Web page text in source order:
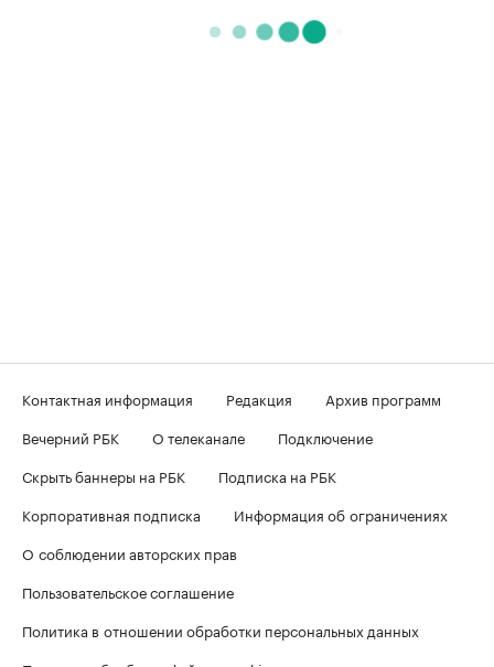
Контактная информация Редакция
Архив программ
Вечерний РБК
О телеканале
Подключение
Скрыть баннеры на РБК
Подписка на РБК
Корпоративная подписка
Информация об ограничениях
О соблюдении авторских прав
Пользовательское соглашение
Политика в отношении обработки персональных данных